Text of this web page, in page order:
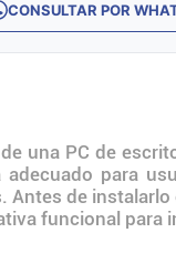
CONSULTAR POR
una PC de
para
Antes de
funcional para